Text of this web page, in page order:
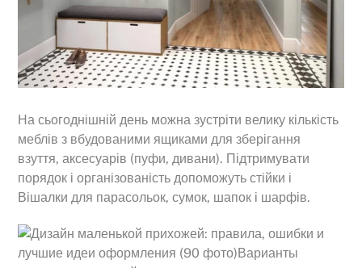
На сьогоднішній день можна зустріти велику кількість
меблів з вбудованими ящиками для зберігання
взуття, аксесуарів (пуфи, дивани). Підтримувати
порядок і організованість допоможуть стійки і
Вішалки для парасольок, сумок, шапок і шарфів.